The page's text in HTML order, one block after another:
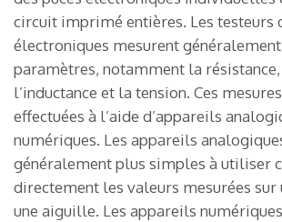
circuit imprimé entières. Les testeurs
électroniques mesurent
paramètres, notamment la
l’inductance et la tension. Ces
effectuées à l’aide d’appareils
numériques. Les appareils
généralement plus simples à utiliser
directement les valeurs mesurées sur
une aiguille. Les appareils